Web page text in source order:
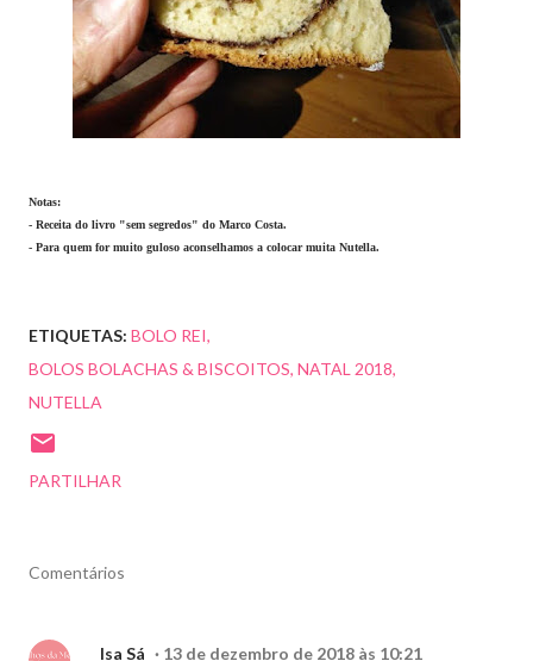
Notas:
- Receita do livro "sem segredos" do Marco Costa.
- Para quem for muito guloso aconselhamos a colocar muita Nutella.
ETIQUETAS: BOLO REI
BOLOS BOLACHAS & BISCOITOS NATAL 2018
NUTELLA
PARTILHAR
Comentários
Isa Sá 13 de dezembro de 2018 às 10:21